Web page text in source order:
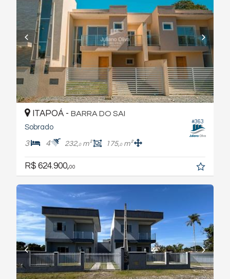
#363
ITAPOÁ - BARRA DO SAI
Sobrado
3 4 232,0m² 175,0m²
R$ 624.900,00